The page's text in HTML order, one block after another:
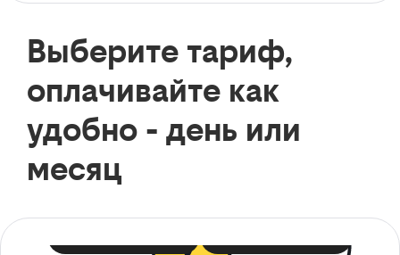
Выберите тариф,
оплачивайте как
удобно - день или
месяц